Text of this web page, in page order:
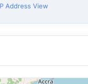
Address View